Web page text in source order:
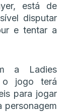
está de
disputar
e tentar a
a Ladies
o jogo terá
para jogar
personagem